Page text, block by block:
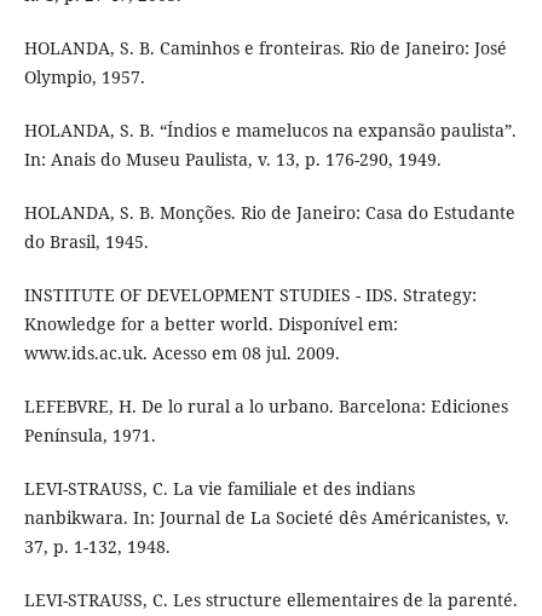
HOLANDA, S. B. Caminhos e fronteiras. Rio de Janeiro: José
Olympio, 1957.
HOLANDA, S. B. “Índios e mamelucos na expansão paulista”.
In: Anais do Museu Paulista, v. 13, p. 176-290, 1949.
HOLANDA, S. B. Monções. Rio de Janeiro: Casa do Estudante
do Brasil, 1945.
INSTITUTE OF DEVELOPMENT STUDIES - IDS. Strategy:
Knowledge for a better world. Disponível em:
www.ids.ac.uk. Acesso em 08 jul. 2009.
LEFEBVRE, H. De lo rural a lo urbano. Barcelona: Ediciones
Península, 1971.
LEVI-STRAUSS, C. La vie familiale et des indians
nanbikwara. In: Journal de La Societé dês Américanistes, v.
37, p. 1-132, 1948.
LEVI-STRAUSS, C. Les structure ellementaires de la parenté.